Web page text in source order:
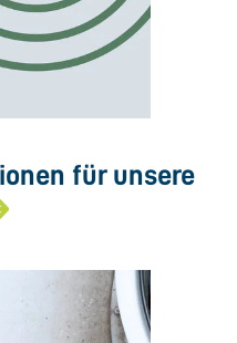
für unsere